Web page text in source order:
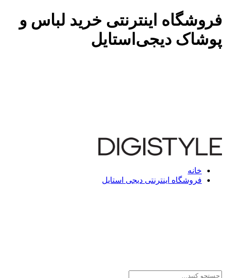
فروشگاه اینترنتی خرید لباس و
پوشاک دیجی‌استایل
خانه
فروشگاه اینترنتی دیجی استایل